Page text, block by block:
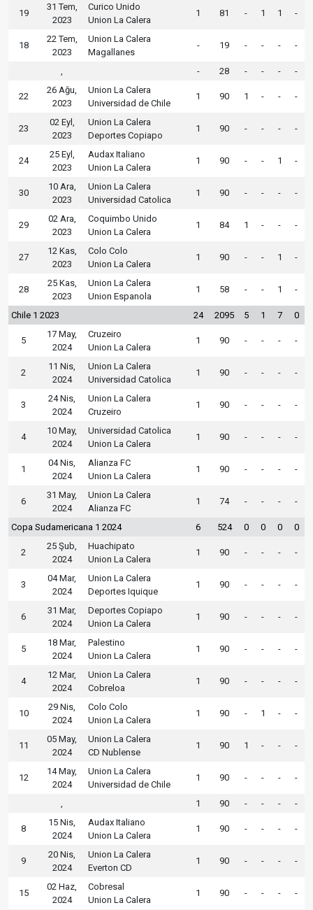
19
31 Tem,
2023
Curico Unido
Union La Calera
1 81 - 1 1 -
18
22 Tem,
2023
Union La Calera
Magallanes
- 19 - - - -
- 28 - - - -
22
26 Ağu,
2023
Union La Calera
Universidad de Chile
1 90 1 - - -
23
02 Eyl,
2023
Union La Calera
Deportes Copiapo
1 90 - - - -
24
25 Eyl,
2023
Audax Italiano
Union La Calera
1 90 - - 1 -
30
10 Ara,
2023
Union La Calera
Universidad Catolica
1 90 - - - -
29
02 Ara,
2023
Coquimbo Unido
Union La Calera
1 84 1 - - -
27
12 Kas,
2023
Colo Colo
Union La Calera
1 90 - - 1 -
28
25 Kas,
2023
Union La Calera
Union Espanola
1 58 - - 1 -
Chile 1 2023 24 2095 5 1 7 0
5
17 May,
2024
Cruzeiro
Union La Calera
1 90 - - - -
2
11 Nis,
2024
Union La Calera
Universidad Catolica
1 90 - - - -
3
24 Nis,
2024
Union La Calera
Cruzeiro
1 90 - - - -
4
10 May,
2024
Universidad Catolica
Union La Calera
1 90 - - - -
1
04 Nis,
2024
Alianza FC
Union La Calera
1 90 - - - -
6
31 May,
2024
Union La Calera
Alianza FC
1 74 - - - -
Copa Sudamericana 1 2024 6 524 0 0 0 0
2
25 Şub,
2024
Huachipato
Union La Calera
1 90 - - - -
3
04 Mar,
2024
Union La Calera
Deportes Iquique
1 90 - - - -
6
31 Mar,
2024
Deportes Copiapo
Union La Calera
1 90 - - - -
5
18 Mar,
2024
Palestino
Union La Calera
1 90 - - - -
4
12 Mar,
2024
Union La Calera
Cobreloa
1 90 - - - -
10
29 Nis,
2024
Colo Colo
Union La Calera
1 90 - 1 - -
11
05 May,
2024
Union La Calera
CD Nublense
1 90 1 - - -
12
14 May,
2024
Union La Calera
Universidad de Chile
1 90 - - - -
1 90 - - - -
8
15 Nis,
2024
Audax Italiano
Union La Calera
1 90 - - - -
9
20 Nis,
2024
Union La Calera
Everton CD
1 90 - - - -
15
02 Haz,
2024
Cobresal
Union La Calera
1 90 - - - -